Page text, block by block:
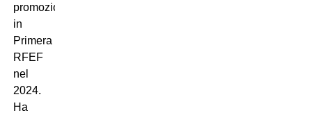
promozione
in
Primera
RFEF
nel
2024.
Ha